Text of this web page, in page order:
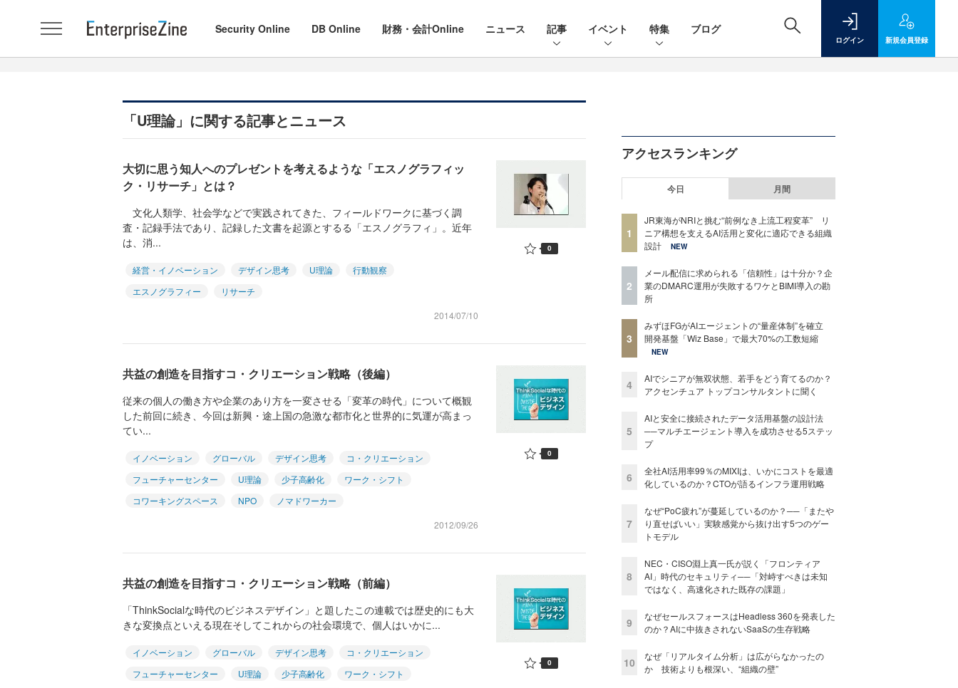
Security Online DB Online 財務・会計Online ニュース 記事 イベント 特集 ブログ
ログイン 新規会員登録
「U理論」に関する記事とニュース
大切に思う知人へのプレゼントを考えるような「エスノグラフィッ
ク・リサーチ」とは？
文化人類学、社会学などで実践されてきた、フィールドワークに基づく調
査・記録手法であり、記録した文書を起源とするる「エスノグラフィ」。近年
は、消...
経営・イノベーション デザイン思考 U理論
行動観察
エスノグラフィー
リサーチ
2014/07/10
0
共益の創造を目指すコ・クリエーション戦略（後編）
従来の個人の働き方や企業のあり方を一変させる「変革の時代」について概観
した前回に続き、今回は新興・途上国の急激な都市化と世界的に気運が高まっ
てい...
イノベーション グローバル デザイン思考
コ・クリエーション
フューチャーセンター
U理論 少子高齢化
ワーク・シフト
コワーキングスペース
NPO
ノマドワーカー
2012/09/26
0
共益の創造を目指すコ・クリエーション戦略（前編）
「ThinkSocialな時代のビジネスデザイン」と題したこの連載では歴史的にも大
きな変換点といえる現在そしてこれからの社会環境で、個人はいかに...
イノベーション グローバル デザイン思考
コ・クリエーション
フューチャーセンター
U理論 少子高齢化
ワーク・シフト
0
アクセスランキング
今日 月間
1
JR東海がNRIと挑む“前例なき上流工程変革” リ
ニア構想を支えるAI活用と変化に適応できる組織
設計
NEW
2
メール配信に求められる「信頼性」は十分か？企
業のDMARC運用が失敗するワケとBIMI導入の勘
所
3
みずほFGがAIエージェントの“量産体制”を確立
開発基盤「Wiz Base」で最大70%の工数短縮
NEW
4
AIでシニアが無双状態、若手をどう育てるのか？
アクセンチュア トップコンサルタントに聞く
5
AIと安全に接続されたデータ活用基盤の設計法
──マルチエージェント導入を成功させる5ステッ
プ
6
全社AI活用率99％のMIXIは、いかにコストを最適
化しているのか？CTOが語るインフラ運用戦略
7
なぜ“PoC疲れ”が蔓延しているのか？──「またや
り直せばいい」実験感覚から抜け出す5つのゲー
トモデル
8
NEC・CISO淵上真一氏が説く「フロンティア
AI」時代のセキュリティ──「対峙すべきは未知
ではなく、高速化された既存の課題」
9
なぜセールスフォースはHeadless 360を発表した
のか？AIに中抜きされないSaaSの生存戦略
10
なぜ「リアルタイム分析」は広がらなかったの
か 技術よりも根深い、“組織の壁”